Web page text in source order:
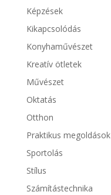
Képzések
Kikapcsolódás
Konyhaművészet
Kreatív ötletek
Művészet
Oktatás
Otthon
Praktikus megoldások
Sportolás
Stílus
Számítástechnika